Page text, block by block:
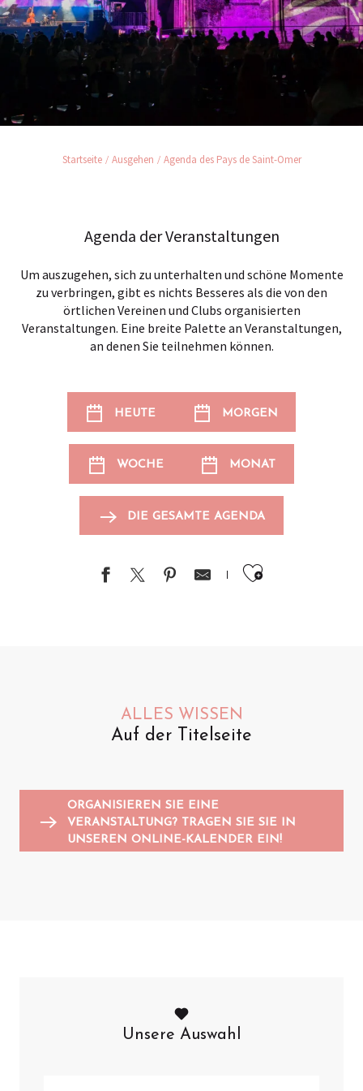
Startseite Ausgehen Agenda des Pays de Saint-Omer
Agenda der Veranstaltungen
Um auszugehen, sich zu unterhalten und schöne Momente
zu verbringen, gibt es nichts Besseres als die von den
örtlichen Vereinen und Clubs organisierten
Veranstaltungen. Eine breite Palette an Veranstaltungen,
an denen Sie teilnehmen können.
HEUTE MORGEN
WOCHE MONAT
DIE GESAMTE AGENDA
Ajouter
ALLES WISSEN
Auf der Titelseite
ORGANISIEREN SIE EINE
VERANSTALTUNG? TRAGEN SIE SIE IN
UNSEREN ONLINE-KALENDER EIN!
Unsere Auswahl